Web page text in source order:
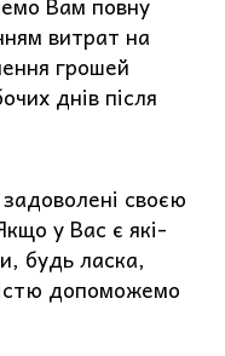
витрат на
грошей
днів після
своєю
у Вас є які-
будь ласка,
допоможемо